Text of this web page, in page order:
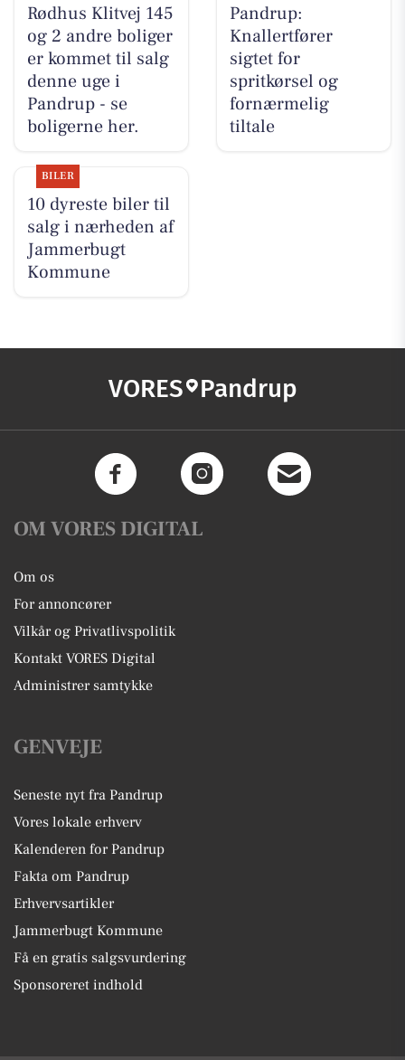
Rødhus Klitvej 145
og 2 andre boliger
er kommet til salg
denne uge i
Pandrup - se
boligerne her.
Pandrup:
Knallertfører
sigtet for
spritkørsel og
fornærmelig
tiltale
BILER
10 dyreste biler til
salg i nærheden af
Jammerbugt
Kommune
VORES Pandrup
OM VORES DIGITAL
Om os
For annoncører
Vilkår og Privatlivspolitik
Kontakt VORES Digital
Administrer samtykke
GENVEJE
Seneste nyt fra Pandrup
Vores lokale erhverv
Kalenderen for Pandrup
Fakta om Pandrup
Erhvervsartikler
Jammerbugt Kommune
Få en gratis salgsvurdering
Sponsoreret indhold